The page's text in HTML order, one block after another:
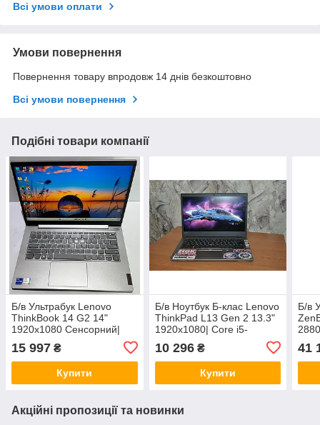
Всі умови оплати
Умови повернення
Повернення товару впродовж 14 днів безкоштовно
Всі умови повернення
Подібні товари компанії
Б/в Ультрабук Lenovo
ThinkBook 14 G2 14"
1920x1080 Сенсорний|
RAM| 256 GB SSD| Iris Xe
15 997 ₴
Купити
Б/в Ноутбук Б-клас Lenovo
ThinkPad L13 Gen 2 13.3"
1920x1080| Core i5-
1145G7| 16 GB RAM| 256
GB SSD| Iris Xe
10 296₴
Купити
Б/в
41
Акційні пропозиції та новинки